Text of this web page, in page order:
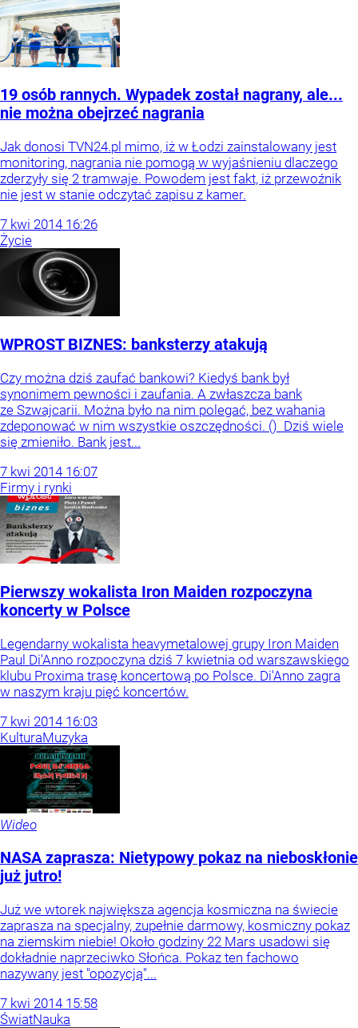
19 osób rannych. Wypadek został nagrany, ale...
nie można obejrzeć nagrania
Jak donosi TVN24.pl mimo, iż w Łodzi zainstalowany jest
monitoring, nagrania nie pomogą w wyjaśnieniu dlaczego
zderzyły się 2 tramwaje. Powodem jest fakt, iż przewoźnik
nie jest w stanie odczytać zapisu z kamer.
7 kwi 2014 16:26
Życie
WPROST BIZNES: banksterzy atakują
Czy można dziś zaufać bankowi? Kiedyś bank był
synonimem pewności i zaufania. A zwłaszcza bank
ze Szwajcarii. Można było na nim polegać, bez wahania
zdeponować w nim wszystkie oszczędności. () Dziś wiele
się zmieniło. Bank jest...
7 kwi 2014 16:07
Firmy i rynki
Pierwszy wokalista Iron Maiden rozpoczyna
koncerty w Polsce
Legendarny wokalista heavymetalowej grupy Iron Maiden
Paul Di'Anno rozpoczyna dziś 7 kwietnia od warszawskiego
klubu Proxima trasę koncertową po Polsce. Di'Anno zagra
w naszym kraju pięć koncertów.
7 kwi 2014 16:03
KulturaMuzyka
Wideo
NASA zaprasza: Nietypowy pokaz na nieboskłonie
już jutro!
Już we wtorek największa agencja kosmiczna na świecie
zaprasza na specjalny, zupełnie darmowy, kosmiczny pokaz
na ziemskim niebie! Około godziny 22 Mars usadowi się
dokładnie naprzeciwko Słońca. Pokaz ten fachowo
nazywany jest "opozycją"...
7 kwi 2014 15:58
ŚwiatNauka